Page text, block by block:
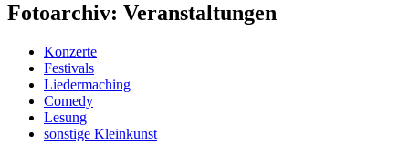
Fotoarchiv: Veranstaltungen
Konzerte
Festivals
Liedermaching
Comedy
Lesung
sonstige Kleinkunst